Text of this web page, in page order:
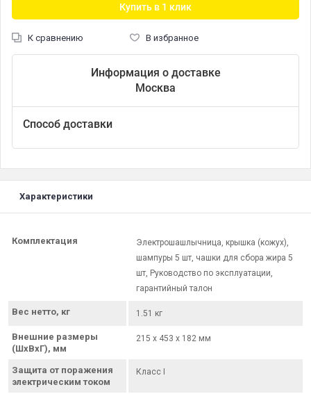
Купить в 1 клик
К сравнению В избранное
Информация о доставке
Москва
Способ доставки
Характеристики
Комплектация
Электрошашлычница, крышка (кожух),
шампуры 5 шт, чашки для сбора жира 5
шт, Руководство по эксплуатации,
гарантийный талон
Вес нетто, кг 1.51 кг
Внешние размеры
(ШхВхГ), мм
215 x 453 x 182 мм
Защита от поражения
электрическим током
Класс I